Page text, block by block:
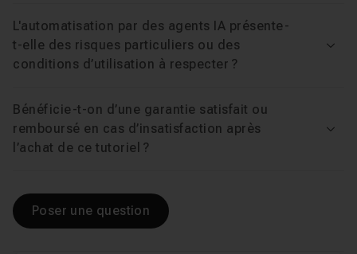
L'automatisation par des agents IA présente-
t-elle des risques particuliers ou des
conditions d’utilisation à respecter ?
Bénéficie-t-on d’une garantie satisfait ou
remboursé en cas d’insatisfaction après
l’achat de ce tutoriel ?
Poser une question